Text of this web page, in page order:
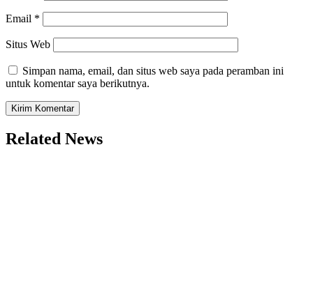
Email *
Situs Web
Simpan nama, email, dan situs web saya pada peramban ini
untuk komentar saya berikutnya.
Related News